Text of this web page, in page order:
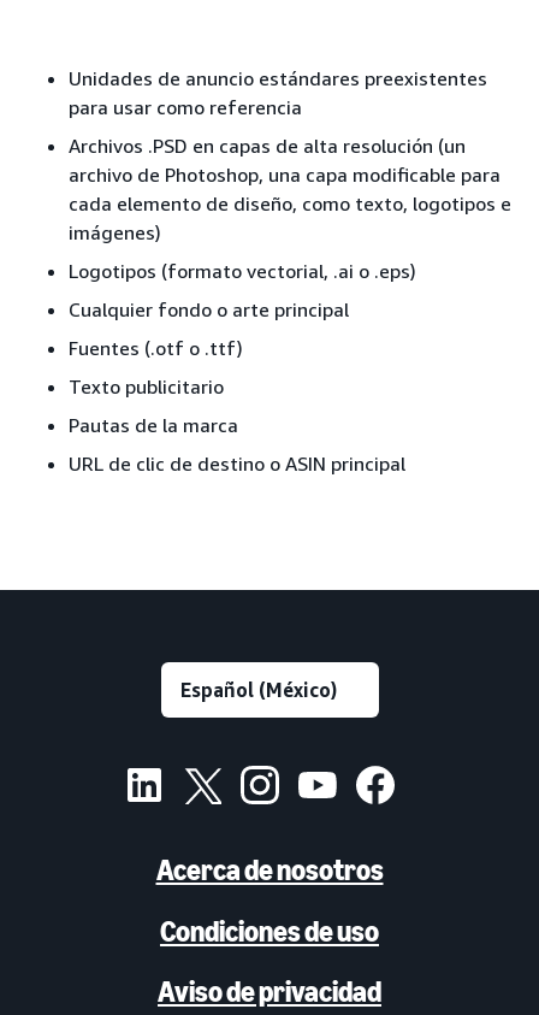
Unidades de anuncio estándares preexistentes
para usar como referencia
Archivos .PSD en capas de alta resolución (un
archivo de Photoshop, una capa modificable para
cada elemento de diseño, como texto, logotipos e
imágenes)
Logotipos (formato vectorial, .ai o .eps)
Cualquier fondo o arte principal
Fuentes (.otf o .ttf)
Texto publicitario
Pautas de la marca
URL de clic de destino o ASIN principal
Acerca de nosotros
Condiciones de uso
Aviso de privacidad